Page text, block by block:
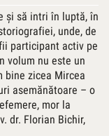
și să intri în luptă, în
unde, de
participant activ pe
volum nu este un
bine zicea Mircea
asemănătoare – o
mor la
dr. Florian Bichir,